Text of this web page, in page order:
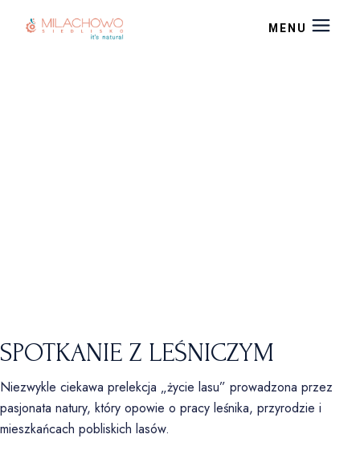
SPOTKANIE Z LEŚNICZYM
Niezwykle ciekawa prelekcja „życie lasu” prowadzona przez
pasjonata natury, który opowie o pracy leśnika, przyrodzie i
mieszkańcach pobliskich lasów.